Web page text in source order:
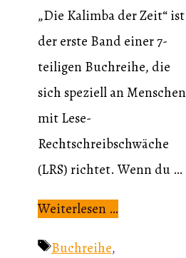
„Die Kalimba der Zeit“ ist
der erste Band einer 7-
teiligen Buchreihe, die
sich speziell an Menschen
mit Lese-
Rechtschreibschwäche
(LRS) richtet. Wenn du …
Weiterlesen …
Schlagwörter
Buchreihe,